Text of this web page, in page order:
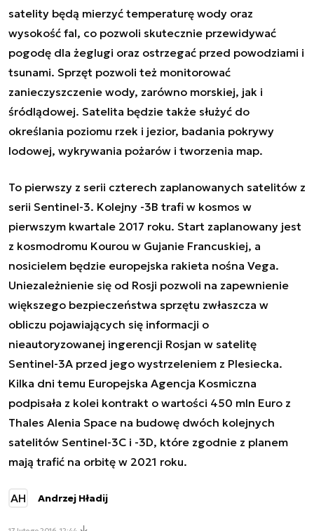
satelity będą mierzyć temperaturę wody oraz
wysokość fal, co pozwoli skutecznie przewidywać
pogodę dla żeglugi oraz ostrzegać przed powodziami i
tsunami. Sprzęt pozwoli też monitorować
zanieczyszczenie wody, zarówno morskiej, jak i
śródlądowej. Satelita będzie także służyć do
określania poziomu rzek i jezior, badania pokrywy
lodowej, wykrywania pożarów i tworzenia map.
To pierwszy z serii czterech zaplanowanych satelitów z
serii Sentinel-3. Kolejny -3B trafi w kosmos w
pierwszym kwartale 2017 roku. Start zaplanowany jest
z kosmodromu Kourou w Gujanie Francuskiej, a
nosicielem będzie europejska rakieta nośna Vega.
Uniezależnienie się od Rosji pozwoli na zapewnienie
większego bezpieczeństwa sprzętu zwłaszcza w
obliczu pojawiających się informacji o
nieautoryzowanej ingerencji Rosjan w satelitę
Sentinel-3A przed jego wystrzeleniem z Plesiecka.
Kilka dni temu Europejska Agencja Kosmiczna
podpisała z kolei kontrakt o wartości 450 mln Euro z
Thales Alenia Space na budowę dwóch kolejnych
satelitów Sentinel-3C i -3D, które zgodnie z planem
mają trafić na orbitę w 2021 roku.
AH Andrzej Hładij